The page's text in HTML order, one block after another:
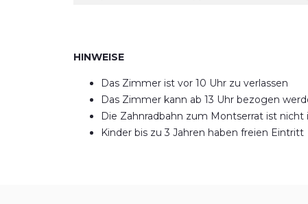
HINWEISE
Das Zimmer ist vor 10 Uhr zu verlassen
Das Zimmer kann ab 13 Uhr bezogen
Die Zahnradbahn zum Montserrat ist
Kinder bis zu 3 Jahren haben freien Eintritt